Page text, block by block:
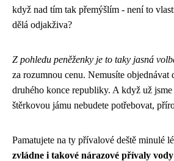
když nad tím tak přemýšlím - není to
dělá odjakživa?
Z pohledu peněženky je to taky jasná
za rozumnou cenu. Nemusíte objednávat
druhého konce republiky. A když už
štěrkovou jámu nebudete potřebovat,
Pamatujete na ty přívalové deště minulé
zvládne i takové nárazové přívaly vody